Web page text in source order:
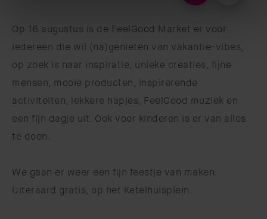
Op 16 augustus is de FeelGood Market er voor
iedereen die wil (na)genieten van vakantie-vibes,
op zoek is naar inspiratie, unieke creaties, fijne
mensen, mooie producten, inspirerende
activiteiten, lekkere hapjes, FeelGood muziek en
een fijn dagje uit. Ook voor kinderen is er van alles
te doen.
We gaan er weer een fijn feestje van maken.
Uiteraard gratis, op het Ketelhuisplein.